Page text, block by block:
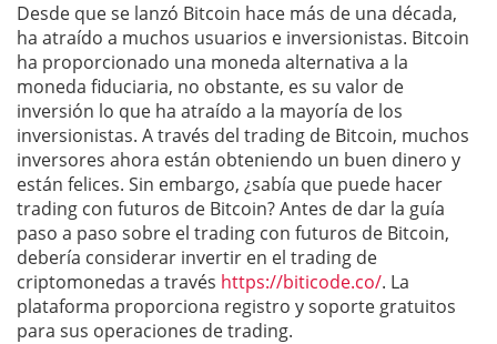
Desde que se lanzó Bitcoin hace más de una década,
ha atraído a muchos usuarios e inversionistas. Bitcoin
ha proporcionado una moneda alternativa a la
moneda fiduciaria, no obstante, es su valor de
inversión lo que ha atraído a la mayoría de los
inversionistas. A través del trading de Bitcoin, muchos
inversores ahora están obteniendo un buen dinero y
están felices. Sin embargo, ¿sabía que puede hacer
trading con futuros de Bitcoin? Antes de dar la guía
paso a paso sobre el trading con futuros de Bitcoin,
debería considerar invertir en el trading de
criptomonedas a través https://biticode.co/. La
plataforma proporciona registro y soporte gratuitos
para sus operaciones de trading.